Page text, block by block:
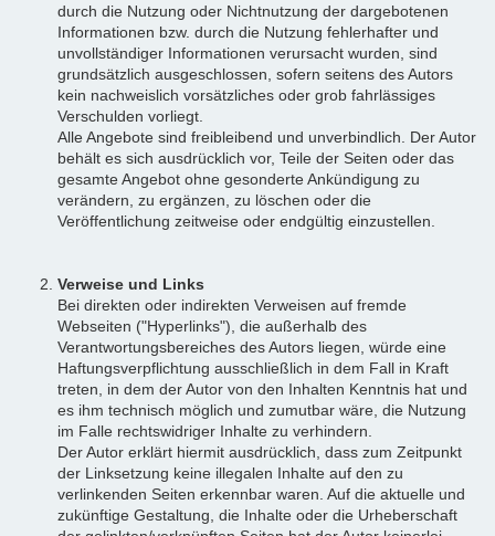
durch die Nutzung oder Nichtnutzung der dargebotenen
Informationen bzw. durch die Nutzung fehlerhafter und
unvollständiger Informationen verursacht wurden, sind
grundsätzlich ausgeschlossen, sofern seitens des Autors
kein nachweislich vorsätzliches oder grob fahrlässiges
Verschulden vorliegt.
Alle Angebote sind freibleibend und unverbindlich. Der Autor
behält es sich ausdrücklich vor, Teile der Seiten oder das
gesamte Angebot ohne gesonderte Ankündigung zu
verändern, zu ergänzen, zu löschen oder die
Veröffentlichung zeitweise oder endgültig einzustellen.
Verweise und Links
Bei direkten oder indirekten Verweisen auf fremde
Webseiten ("Hyperlinks"), die außerhalb des
Verantwortungsbereiches des Autors liegen, würde eine
Haftungsverpflichtung ausschließlich in dem Fall in Kraft
treten, in dem der Autor von den Inhalten Kenntnis hat und
es ihm technisch möglich und zumutbar wäre, die Nutzung
im Falle rechtswidriger Inhalte zu verhindern.
Der Autor erklärt hiermit ausdrücklich, dass zum Zeitpunkt
der Linksetzung keine illegalen Inhalte auf den zu
verlinkenden Seiten erkennbar waren. Auf die aktuelle und
zukünftige Gestaltung, die Inhalte oder die Urheberschaft